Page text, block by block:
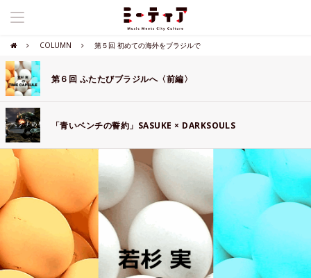
COLUMN 第５回 初めての海外をブラジルで
第６回 ふたたびブラジルへ〈前編〉
「青いベンチの誓約」SASUKE × DARKSOULS